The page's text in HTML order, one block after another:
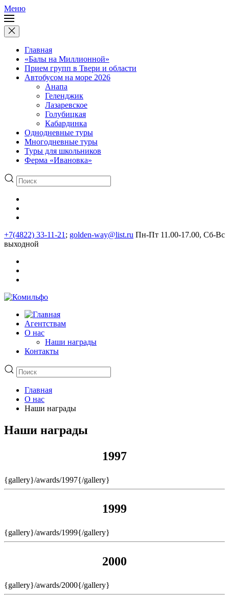
Меню
Главная
«Балы на Миллионной»
Прием групп в Твери и области
Автобусом на море 2026
Анапа
Геленджик
Лазаревское
Голубицкая
Кабардинка
Однодневные туры
Многодневные туры
Туры для школьников
Ферма «Ивановка»
+7(4822) 33-11-21 ; golden-way@list.ru Пн-Пт 11.00-17.00, Сб-Вс
выходной
Агентствам
О нас
Наши награды
Контакты
Главная
О нас
Наши награды
Наши награды
1997
{gallery}/awards/1997{/gallery}
1999
{gallery}/awards/1999{/gallery}
2000
{gallery}/awards/2000{/gallery}